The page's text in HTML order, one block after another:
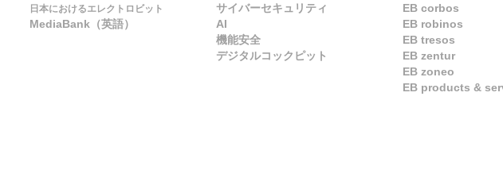
日本におけるエレクトロビット
MediaBank（英語）
サイバーセキュリティ
AI
機能安全
デジタルコックピット
EB corbos
EB robinos
EB tresos
EB zentur
EB zoneo
EB products &